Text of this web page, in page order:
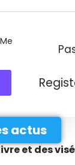
actus
et des